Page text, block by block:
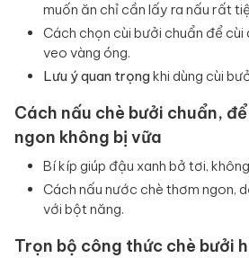
muốn ăn chỉ cần lấy ra nấu rất
Cách chọn cùi bưởi chuẩn để
veo vàng óng.
Lưu ý quan trọngkhi dùng cùi
Cách nấu chè bưởi chuẩn,
ngon không bị vữa
Bí kíp giúp đậu xanh bở tơi,
Cách nấu nước chè thơm ngon,
với bột năng.
Trọn bộ công thức chè bưởi